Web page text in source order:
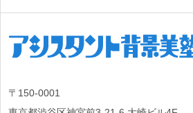
〒150-0001